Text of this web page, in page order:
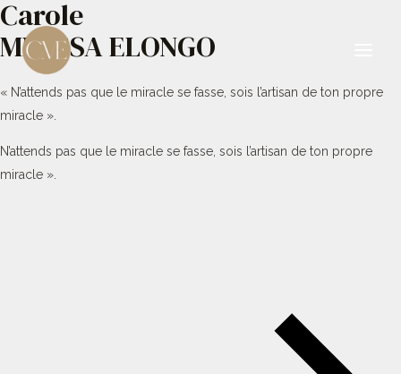
Aller
contenu
Carole
MBESSA ELONGO
« N’attends pas que le miracle se fasse, sois l’artisan de ton propre
miracle ».
N’attends pas que le miracle se fasse, sois l’artisan de ton propre
miracle ».